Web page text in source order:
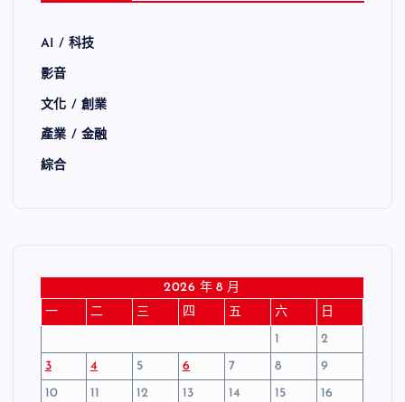
AI / 科技
影音
文化 / 創業
產業 / 金融
綜合
2026 年 8 月
一
二 三 四 五 六
日
1
2
3
4 5 6 7 8
9
10
11 12 13 14 15
16